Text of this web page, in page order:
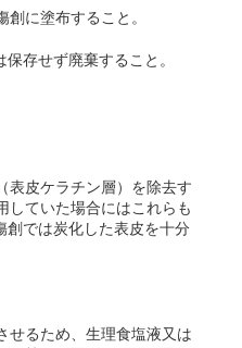
に塗布すること。
存せず廃棄すること。
表皮ケラチン層）を除去す
していた場合にはこれらも
創では炭化した表皮を十分
せるため、生理食塩液又は